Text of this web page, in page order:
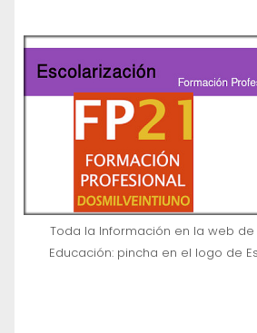
Toda la Información en la web
Educación: pincha en el logo de